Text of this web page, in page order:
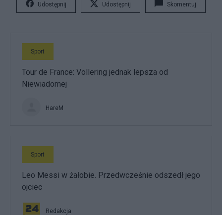
Udostępnij Udostępnij Skomentuj
Sport
Tour de France: Vollering jednak lepsza od
Niewiadomej
HareM
Sport
Leo Messi w żałobie. Przedwcześnie odszedł jego
ojciec
Redakcja